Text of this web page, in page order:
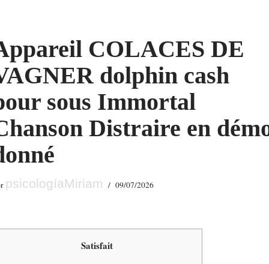
COLACES DE
dolphin cash
sous Immortal
Distraire en
psicologíaMiriam 09/07/2026
Satisfait